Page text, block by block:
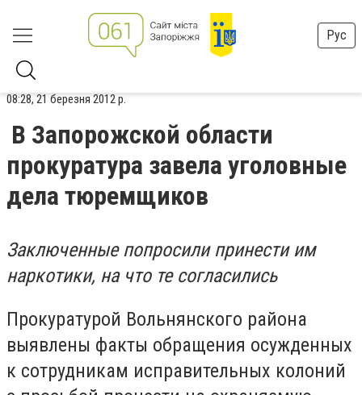
Рус
08:28, 21 березня 2012 р.
В Запорожской области
прокуратура завела уголовные
дела тюремщиков
Заключенные попросили принести им
наркотики, на что те согласились
Прокуратурой Вольнянского района
выявлены факты обращения осужденных
к сотрудникам исправительных колоний